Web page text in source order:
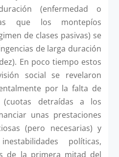
(enfermedad o
que los montepíos
de clases pasivas) se
de larga duración
En poco tiempo estos
social se revelaron
por la falta de
(cuotas detraídas a los
unas prestaciones
(pero necesarias) y
políticas,
de la primera mitad del